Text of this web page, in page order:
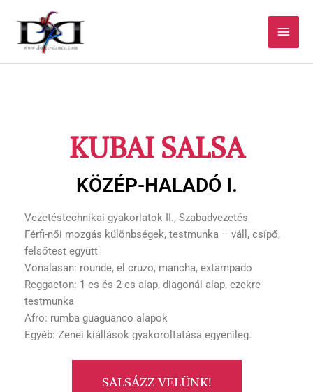
content
Main
KUBAI SALSA
KÖZÉP-HALADÓ I.
Vezetéstechnikai gyakorlatok II., Szabadvezetés
Férfi-női mozgás különbségek, testmunka – váll, csípő,
felsőtest együtt
Vonalasan: rounde, el cruzo, mancha, extampado
Reggaeton: 1-es és 2-es alap, diagonál alap, ezekre
testmunka
Afro: rumba guaguanco alapok
Egyéb: Zenei kiállások gyakoroltatása egyénileg.
SALSÁZZ VELÜNK!